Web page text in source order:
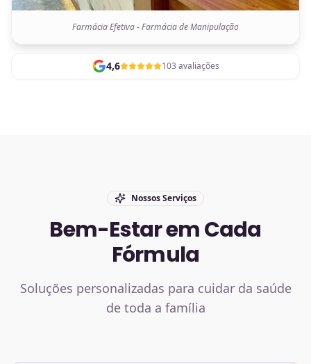
Farmácia Efetiva - Farmácia de Manipulação
4,6 103 avaliações
Nossos Serviços
Bem-Estar em Cada
Fórmula
Soluções personalizadas para cuidar da saúde
de toda a família